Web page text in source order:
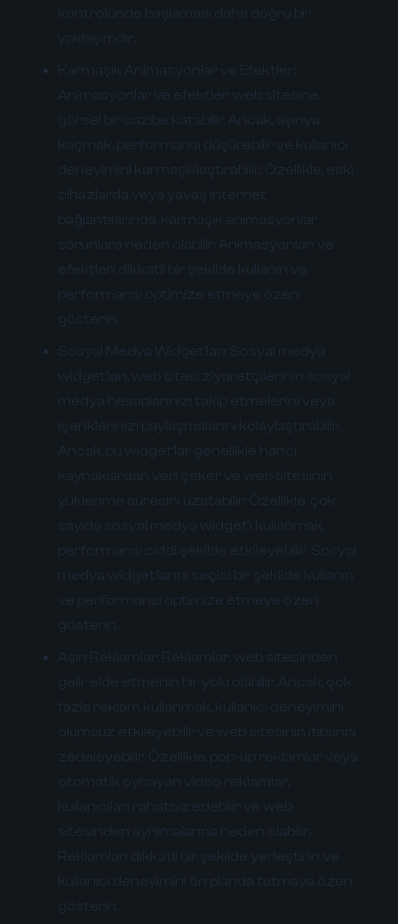
kontrolünde başlaması daha doğru bir
yaklaşımdır.
Karmaşık Animasyonlar ve Efektler:
Animasyonlar ve efektler, web sitesine
görsel bir cazibe katabilir. Ancak, aşırıya
kaçmak, performansı düşürebilir ve kullanıcı
deneyimini karmaşıklaştırabilir. Özellikle, eski
cihazlarda veya yavaş internet
bağlantılarında, karmaşık animasyonlar
sorunlara neden olabilir. Animasyonları ve
efektleri dikkatli bir şekilde kullanın ve
performansı optimize etmeye özen
gösterin.
Sosyal Medya Widget'ları: Sosyal medya
widget'ları, web sitesi ziyaretçilerinin sosyal
medya hesaplarınızı takip etmelerini veya
içeriklerinizi paylaşmalarını kolaylaştırabilir.
Ancak, bu widget'lar genellikle harici
kaynaklardan veri çeker ve web sitesinin
yüklenme süresini uzatabilir. Özellikle, çok
sayıda sosyal medya widget'ı kullanmak,
performansı ciddi şekilde etkileyebilir. Sosyal
medya widget'larını seçici bir şekilde kullanın
ve performansı optimize etmeye özen
gösterin.
Aşırı Reklamlar: Reklamlar, web sitesinden
gelir elde etmenin bir yolu olabilir. Ancak, çok
fazla reklam kullanmak, kullanıcı deneyimini
olumsuz etkileyebilir ve web sitesinin itibarını
zedeleyebilir. Özellikle, pop-up reklamlar veya
otomatik oynayan video reklamlar,
kullanıcıları rahatsız edebilir ve web
sitesinden ayrılmalarına neden olabilir.
Reklamları dikkatli bir şekilde yerleştirin ve
kullanıcı deneyimini ön planda tutmaya özen
gösterin.